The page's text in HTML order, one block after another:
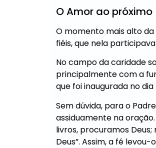
O Amor ao próximo
O momento mais alto da
fiéis, que nela
No campo da caridade
principalmente com a
que foi inaugurada no dia
Sem dúvida, para o
assiduamente na
livros, procuramos
Deus”. Assim, a fé